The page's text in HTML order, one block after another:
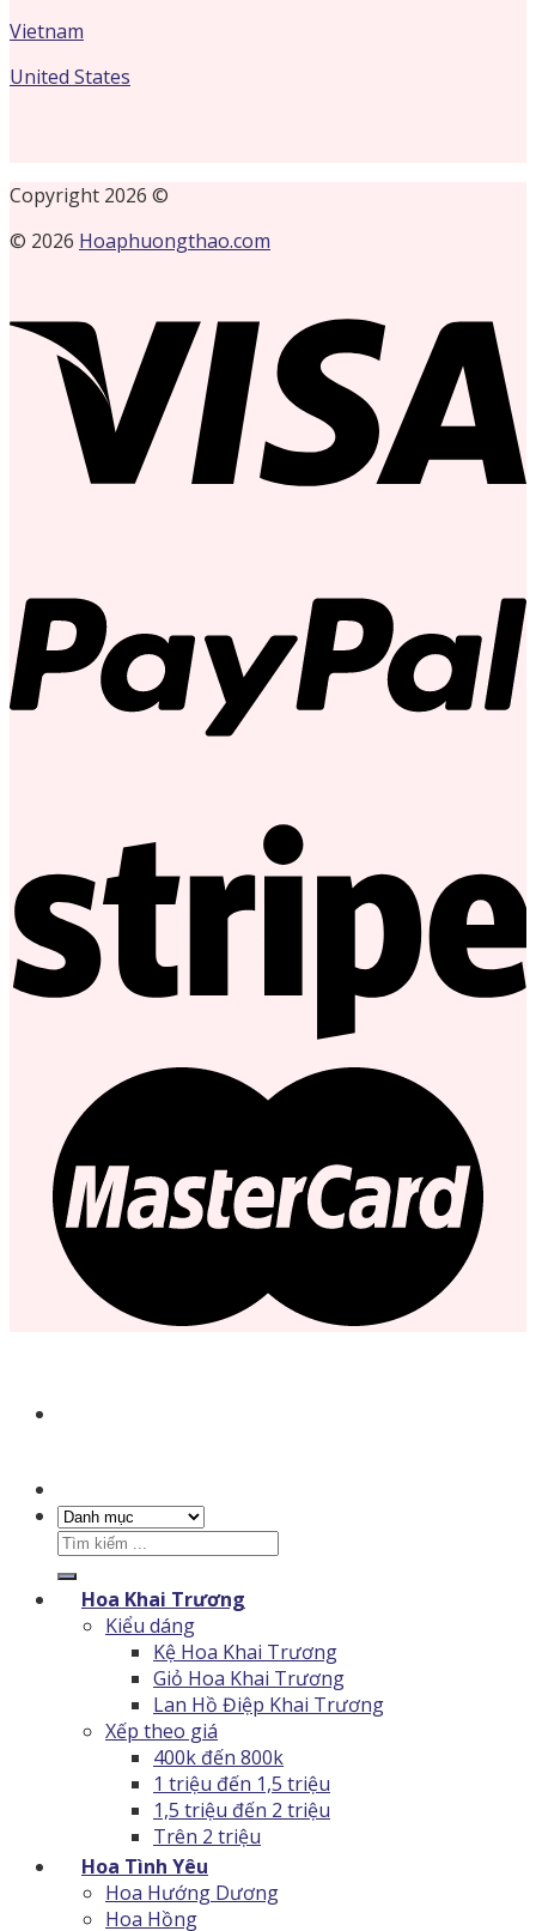
Vietnam
United States
Copyright 2026 ©
© 2026 Hoaphuongthao.com
Tìm
kiếm:
Hoa Khai Trương
Kiểu dáng
Kệ Hoa Khai Trương
Giỏ Hoa Khai Trương
Lan Hồ Điệp Khai Trương
Xếp theo giá
400k đến 800k
1 triệu đến 1,5 triệu
1,5 triệu đến 2 triệu
Trên 2 triệu
Hoa Tình Yêu
Hoa Hướng Dương
Hoa Hồng